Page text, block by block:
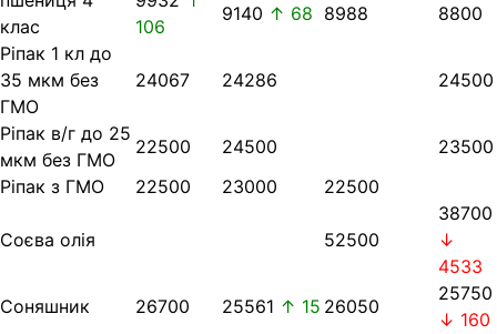
клас
106
9140 ↑ 68 8988
8800
Ріпак 1 кл до
35 мкм без
ГМО
24067 24286 24500
Ріпак в/г до 25
мкм без ГМО
22500 24500
23500
Ріпак з ГМО
22500 23000 22500
Соєва олія 52500
38700
↓
4533
Соняшник
26700 25561 ↑ 15 26050
25750
↓ 160